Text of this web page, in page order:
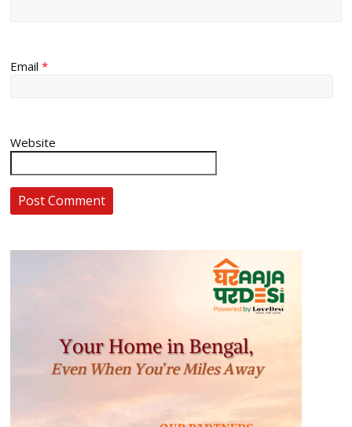
Email*
Website